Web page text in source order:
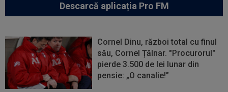
Descarcă aplicația Pro FM
Cornel Dinu, război total cu finul
său, Cornel Țălnar. "Procurorul"
pierde 3.500 de lei lunar din
pensie: „O canalie!”